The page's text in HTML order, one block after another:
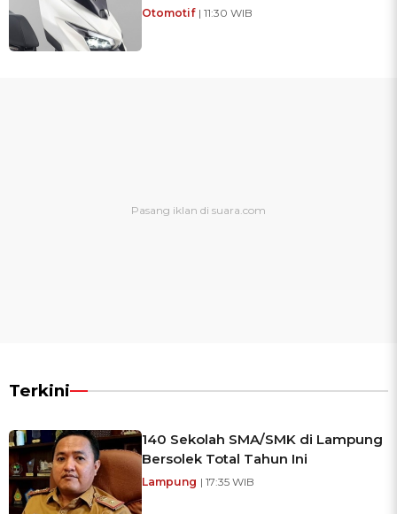
Otomotif | 11:30 WIB
Terkini
140 Sekolah SMA/SMK di Lampung
Bersolek Total Tahun Ini
Lampung | 17:35 WIB